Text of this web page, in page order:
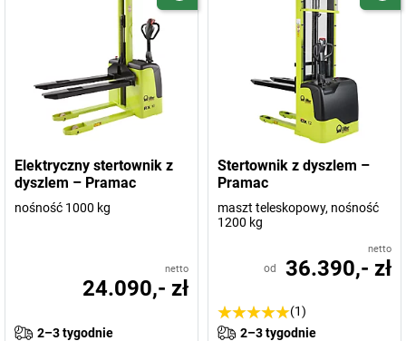
Elektryczny stertownik z
dyszlem – Pramac
nośność 1000 kg
netto
24.090,- zł
2–3 tygodnie
Stertownik z dyszlem –
Pramac
maszt teleskopowy, nośność
1200 kg
netto
od 36.390,- zł
(1)
2–3 tygodnie